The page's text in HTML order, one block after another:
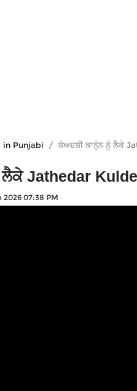
in Punjabi ਬੇਅਦਬੀ ਕਾਨੂੰਨ ਨੂੰ ਲੈਕੇ
Jathedar
2026 07:38 PM